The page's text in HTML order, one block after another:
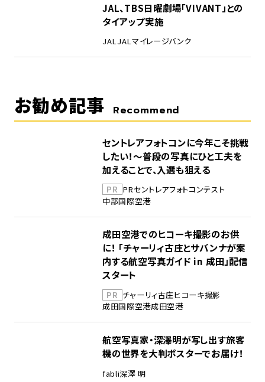
JAL、TBS日曜劇場「VIVANT」との
タイアップ実施
JALJALマイレージバンク
お勧め記事 Recommend
セントレアフォトコンに今年こそ挑戦
したい！～普段の写真にひと工夫を
加えることで、入選も狙える
PR PRセントレアフォトコンテスト
中部国際空港
成田空港でのヒコーキ撮影のお供
に！ 「チャーリィ古庄とサバンナが案
内する航空写真ガイド in 成田」配信
スタート
PR チャーリィ古庄ヒコーキ撮影
成田国際空港成田空港
航空写真家・深澤明が写し出す旅客
機の世界を大判ポスターでお届け！
fabli深澤 明